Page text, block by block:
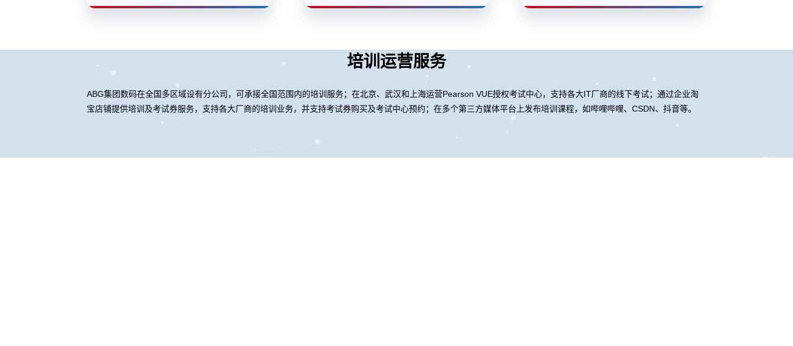
培训运营服务
ABG集团数码在全国多区域设有分公司，可承接全国范围内的培训服务；在北京、武汉和上海运营Pearson VUE授权考试中心，支持各大IT厂商的线下考试；通过企业淘
宝店铺提供培训及考试券服务，支持各大厂商的培训业务，并支持考试券购买及考试中心预约；在多个第三方媒体平台上发布培训课程，如哔哩哔哩、CSDN、抖音等。